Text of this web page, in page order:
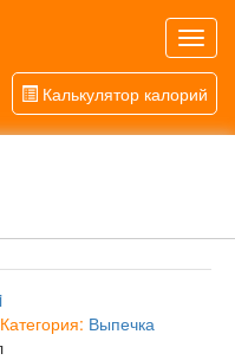
Калькулятор калорий
Категория: Выпечка